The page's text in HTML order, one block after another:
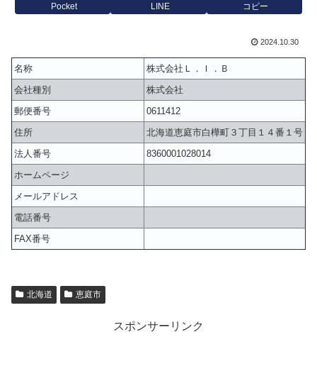
Pocket LINE コピー
2024.10.30
名称
株式会社Ｌ．Ｉ．Ｂ
会社種別
株式会社
郵便番号
0611412
住所
北海道恵庭市白樺町３丁目１４番１号
法人番号
8360001028014
ホームページ
メールアドレス
電話番号
FAX番号
北海道 恵庭市
スポンサーリンク